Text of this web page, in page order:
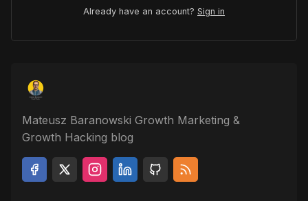
Already have an account? Sign in
Mateusz Baranowski Growth Marketing &
Growth Hacking blog